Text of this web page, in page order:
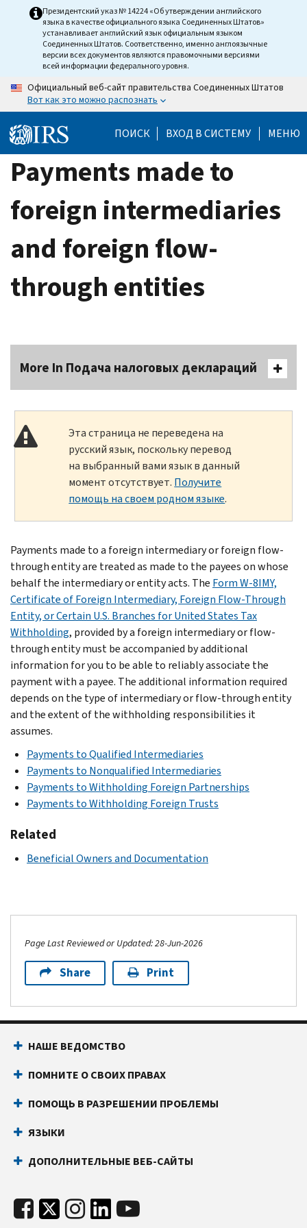
Президентский указ № 14224 «Об утверждении английского
языка в качестве официального языка Соединенных Штатов»
устанавливает английский язык официальным языком
Соединенных Штатов. Соответственно, именно англоязычные
версии всех документов являются правомочными версиями
всей информации федерального уровня.
Официальный веб-сайт правительства Соединенных Штатов
Вот как это можно распознать
ПОИСК ВХОД В СИСТЕМУ МЕНЮ
Payments made to
foreign intermediaries
and foreign flow-
through entities
More In Подача налоговых деклараций
Эта страница не переведена на
русский язык, поскольку перевод
на выбранный вами язык в данный
момент отсутствует. Получите
помощь на своем родном языке.
Payments made to a foreign intermediary or foreign flow-
through entity are treated as made to the payees on whose
behalf the intermediary or entity acts. The Form W-8IMY,
Certificate of Foreign Intermediary, Foreign Flow-Through
Entity, or Certain U.S. Branches for United States Tax
Withholding, provided by a foreign intermediary or flow-
through entity must be accompanied by additional
information for you to be able to reliably associate the
payment with a payee. The additional information required
depends on the type of intermediary or flow-through entity
and the extent of the withholding responsibilities it
assumes.
Payments to Qualified Intermediaries
Payments to Nonqualified Intermediaries
Payments to Withholding Foreign Partnerships
Payments to Withholding Foreign Trusts
Related
Beneficial Owners and Documentation
Page Last Reviewed or Updated: 28-Jun-2026
Share Print
НАШЕ ВЕДОМСТВО
ПОМНИТЕ О СВОИХ ПРАВАХ
ПОМОЩЬ В РАЗРЕШЕНИИ ПРОБЛЕМЫ
ЯЗЫКИ
ДОПОЛНИТЕЛЬНЫЕ ВЕБ-САЙТЫ